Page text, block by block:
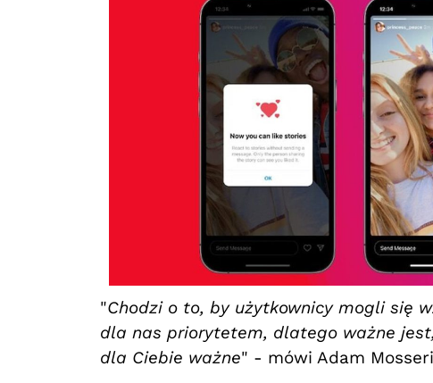
"Chodzi o to, by użytkownicy mogli się
dla nas priorytetem, dlatego ważne
dla Ciebie ważne" - mówi Adam